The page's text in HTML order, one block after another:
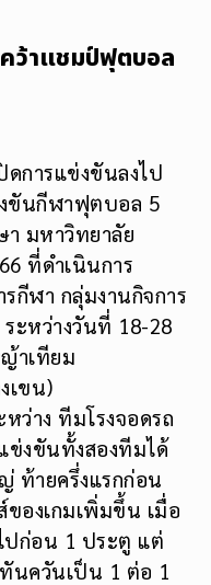
ว้าแชมป์ฟุตบอล
การแข่งขันลงไป
ขันกีฬาฟุตบอล 5
มหาวิทยาลัย
ที่ดำเนินการ
กีฬา กลุ่มงานกิจการ
ะหว่างวันที่ 18-28
าเทียม
เขน)
ว่าง ทีมโรงจอดรถ
ข่งขันทั้งสองทีมได้
ท้ายครึ่งแรกก่อน
องเกมเพิ่มขึ้น เมื่อ
ปก่อน 1 ประตู แต่
นควันเป็น 1 ต่อ 1